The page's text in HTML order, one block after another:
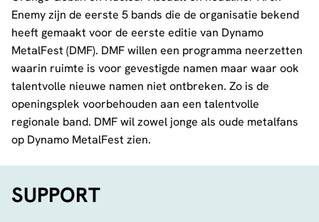
Enemy zijn de eerste 5 bands die de organisatie bekend
heeft gemaakt voor de eerste editie van Dynamo
MetalFest (DMF). DMF willen een programma neerzetten
waarin ruimte is voor gevestigde namen maar waar ook
talentvolle nieuwe namen niet ontbreken. Zo is de
openingsplek voorbehouden aan een talentvolle
regionale band. DMF wil zowel jonge als oude metalfans
op Dynamo MetalFest zien.
SUPPORT